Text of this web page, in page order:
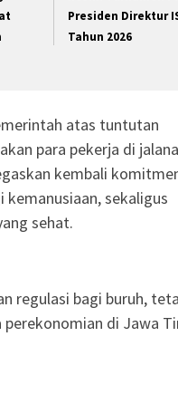
Presiden Direktur
Tahun 2026
atas tuntutan
para pekerja di
kembali
kemanusiaan, sekaligus
sehat.
regulasi bagi buruh,
di Jawa